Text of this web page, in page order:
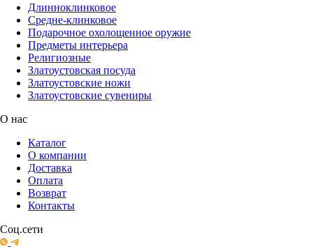
Длинноклинковое
Средне-клинковое
Подарочное охолощенное оружие
Предметы интерьера
Религиозные
Златоустовская посуда
Златоустовские ножи
Златоустовские сувениры
О нас
Каталог
О компании
Доставка
Оплата
Возврат
Контакты
Соц.сети